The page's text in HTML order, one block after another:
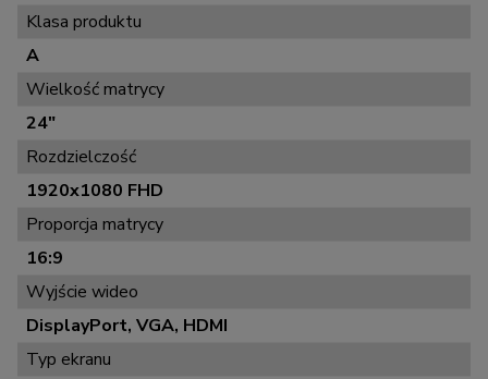
Klasa produktu
A
Wielkość matrycy
24"
Rozdzielczość
1920x1080 FHD
Proporcja matrycy
16:9
Wyjście wideo
DisplayPort, VGA, HDMI
Typ ekranu